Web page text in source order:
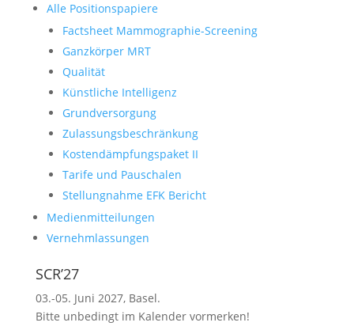
Alle Positionspapiere
Factsheet Mammographie-Screening
Ganzkörper MRT
Qualität
Künstliche Intelligenz
Grundversorgung
Zulassungsbeschränkung
Kostendämpfungspaket II
Tarife und Pauschalen
Stellungnahme EFK Bericht
Medienmitteilungen
Vernehmlassungen
SCR’27
03.-05. Juni 2027, Basel.
Bitte unbedingt im Kalender vormerken!